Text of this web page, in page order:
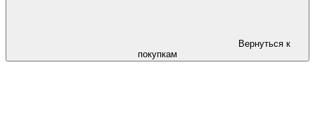
Вернуться к
покупкам